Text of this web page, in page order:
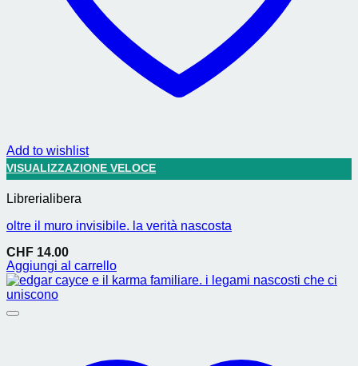
Add to wishlist
VISUALIZZAZIONE VELOCE
Librerialibera
oltre il muro invisibile. la verità nascosta
CHF 14.00
Aggiungi al carrello